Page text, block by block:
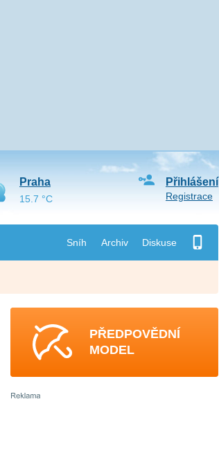
Sníh Archiv Diskuse
Přihlášení
Registrace
Praha
15.7 °C
PŘEDPOVĚDNÍ
MODEL